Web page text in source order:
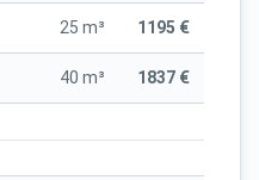
25 m³ 1195 €
40 m³ 1837 €